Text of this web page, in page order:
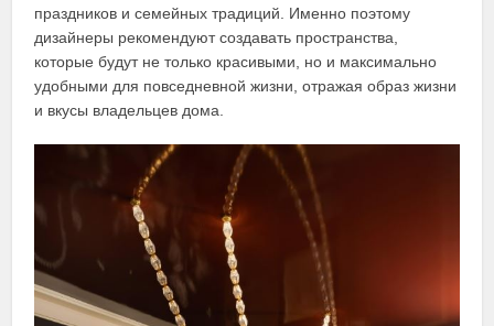
праздников и семейных традиций. Именно поэтому
дизайнеры рекомендуют создавать пространства,
которые будут не только красивыми, но и максимально
удобными для повседневной жизни, отражая образ жизни
и вкусы владельцев дома.